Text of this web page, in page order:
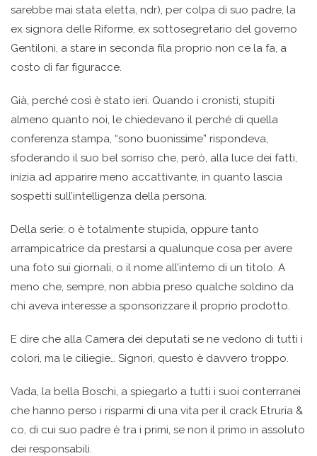
sarebbe mai stata eletta, ndr), per colpa di suo padre, la
ex signora delle Riforme, ex sottosegretario del governo
Gentiloni, a stare in seconda fila proprio non ce la fa, a
costo di far figuracce.
Già, perché così è stato ieri. Quando i cronisti, stupiti
almeno quanto noi, le chiedevano il perché di quella
conferenza stampa, “sono buonissime” rispondeva,
sfoderando il suo bel sorriso che, però, alla luce dei fatti,
inizia ad apparire meno accattivante, in quanto lascia
sospetti sull’intelligenza della persona.
Della serie: o è totalmente stupida, oppure tanto
arrampicatrice da prestarsi a qualunque cosa per avere
una foto sui giornali, o il nome all’interno di un titolo. A
meno che, sempre, non abbia preso qualche soldino da
chi aveva interesse a sponsorizzare il proprio prodotto.
E dire che alla Camera dei deputati se ne vedono di tutti i
colori, ma le ciliegie… Signori, questo è davvero troppo.
Vada, la bella Boschi, a spiegarlo a tutti i suoi conterranei
che hanno perso i risparmi di una vita per il crack Etruria &
co, di cui suo padre è tra i primi, se non il primo in assoluto
dei responsabili.